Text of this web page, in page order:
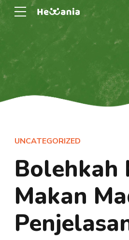
UNCATEGORIZED
Bolehkah
Makan